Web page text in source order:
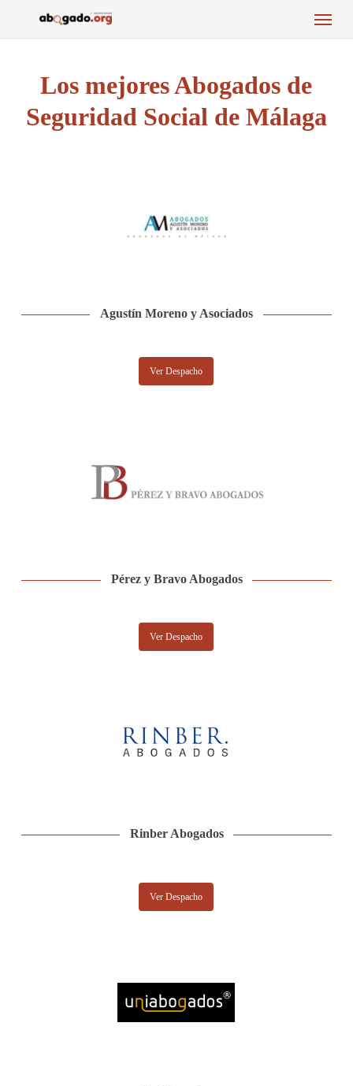
Menu
Los mejores Abogados de
Seguridad Social de Málaga
Agustín Moreno y Asociados
Ver Despacho
Pérez y Bravo Abogados
Ver Despacho
Rinber Abogados
Ver Despacho